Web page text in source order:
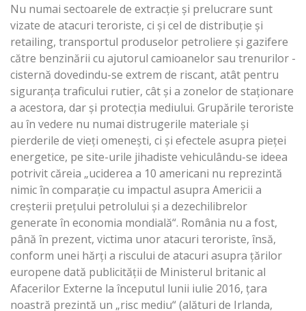
Nu numai sectoarele de extracţie şi prelucrare sunt
vizate de atacuri teroriste, ci şi cel de distribuţie şi
retailing, transportul produselor petroliere şi gazifere
către benzinării cu ajutorul camioanelor sau trenurilor ­
cisternă dovedindu-se extrem de riscant, atât pentru
siguranţa traficului rutier, cât şi a zonelor de staţionare
a acestora, dar şi protecţia mediului. Grupările teroriste
au în vedere nu numai distrugerile materiale şi
pierderile de vieţi omeneşti, ci şi efectele asupra pieţei
energetice, pe site-urile jihadiste vehiculându-se ideea
potrivit căreia „uciderea a 10 americani nu reprezintă
nimic în comparaţie cu impactul asupra Americii a
creşterii preţului petrolului şi a dezechilibrelor
generate în economia mondială“. România nu a fost,
până în prezent, victima unor atacuri teroriste, însă,
conform unei hărţi a riscului de atacuri asupra ţărilor
europene dată publicităţii de Ministerul britanic al
Afacerilor Externe la începutul lunii iulie 2016, ţara
noastră prezintă un „risc mediu“ (alături de Irlanda,